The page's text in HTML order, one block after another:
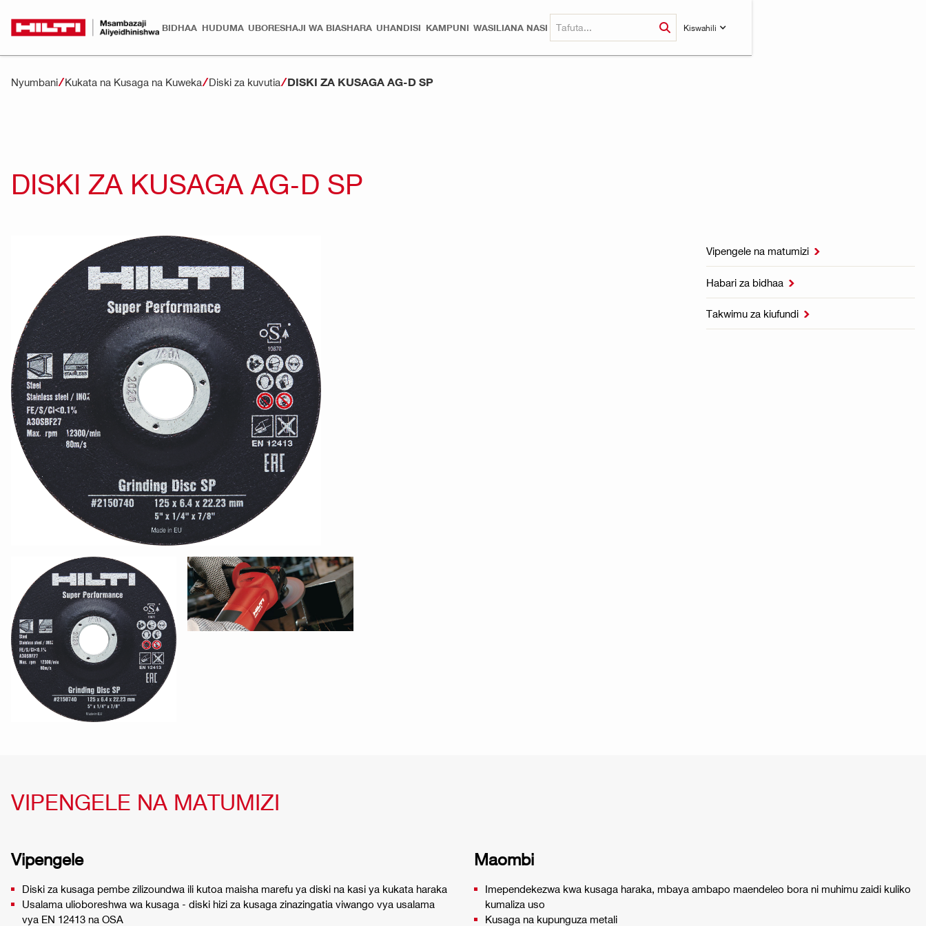
BIDHAA HUDUMA UBORESHAJI WA BIASHARA UHANDISI KAMPUNI WASILIANA NASI Kiswahili
Nyumbani Kukata na Kusaga na Kuweka Diski za kuvutia DISKI ZA KUSAGA AG-D SP
DISKI ZA KUSAGA AG-D SP
Vipengele na matumizi 
Habari za bidhaa 
Takwimu za kiufundi 
VIPENGELE NA MATUMIZI
Vipengele
Diski za kusaga pembe zilizoundwa ili kutoa maisha marefu ya diski na kasi ya kukata haraka
Usalama ulioboreshwa wa kusaga - diski hizi za kusaga zinazingatia viwango vya usalama
vya EN 12413 na OSA
Maombi
Imependekezwa kwa kusaga haraka, mbaya ambapo maendeleo bora ni muhimu zaidi kuliko
kumaliza uso
Kusaga na kupunguza metali